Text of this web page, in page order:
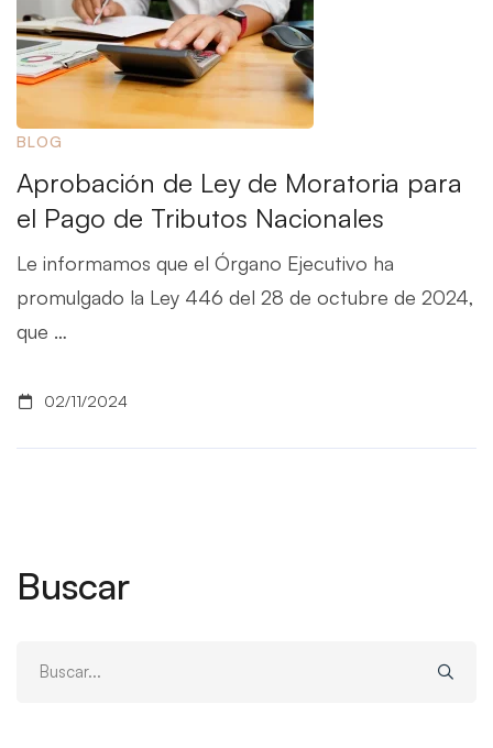
Buscar
BLOG
Aprobación de Ley de Moratoria para
el Pago de Tributos Nacionales
Le informamos que el Órgano Ejecutivo ha
promulgado la Ley 446 del 28 de octubre de 2024,
que …
02/11/2024